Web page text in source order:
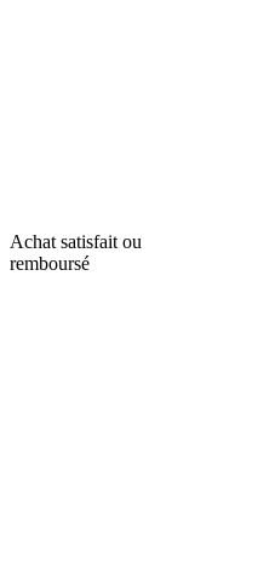
Achat satisfait ou
remboursé